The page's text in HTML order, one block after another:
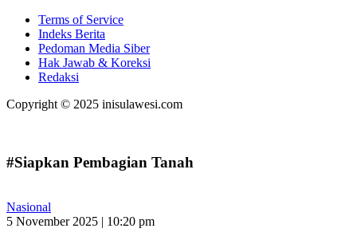
Terms of Service
Indeks Berita
Pedoman Media Siber
Hak Jawab & Koreksi
Redaksi
Copyright © 2025 inisulawesi.com
#Siapkan Pembagian Tanah
Nasional
5 November 2025 | 10:20 pm